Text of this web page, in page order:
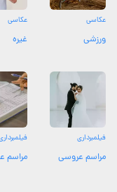
عکاسی
ورزشی
عکاسی
غیره
فیلمبرداری
مراسم عروسی مراسم